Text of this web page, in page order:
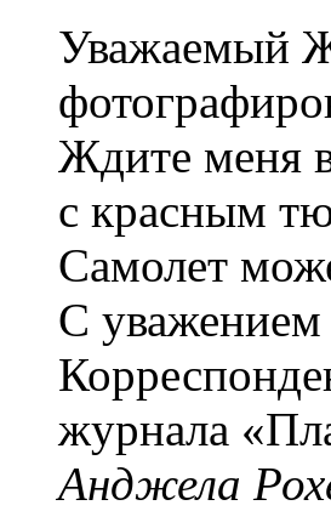
Уважаемый
Ждите меня
с красным
Самолет
С
журнала
Анджела